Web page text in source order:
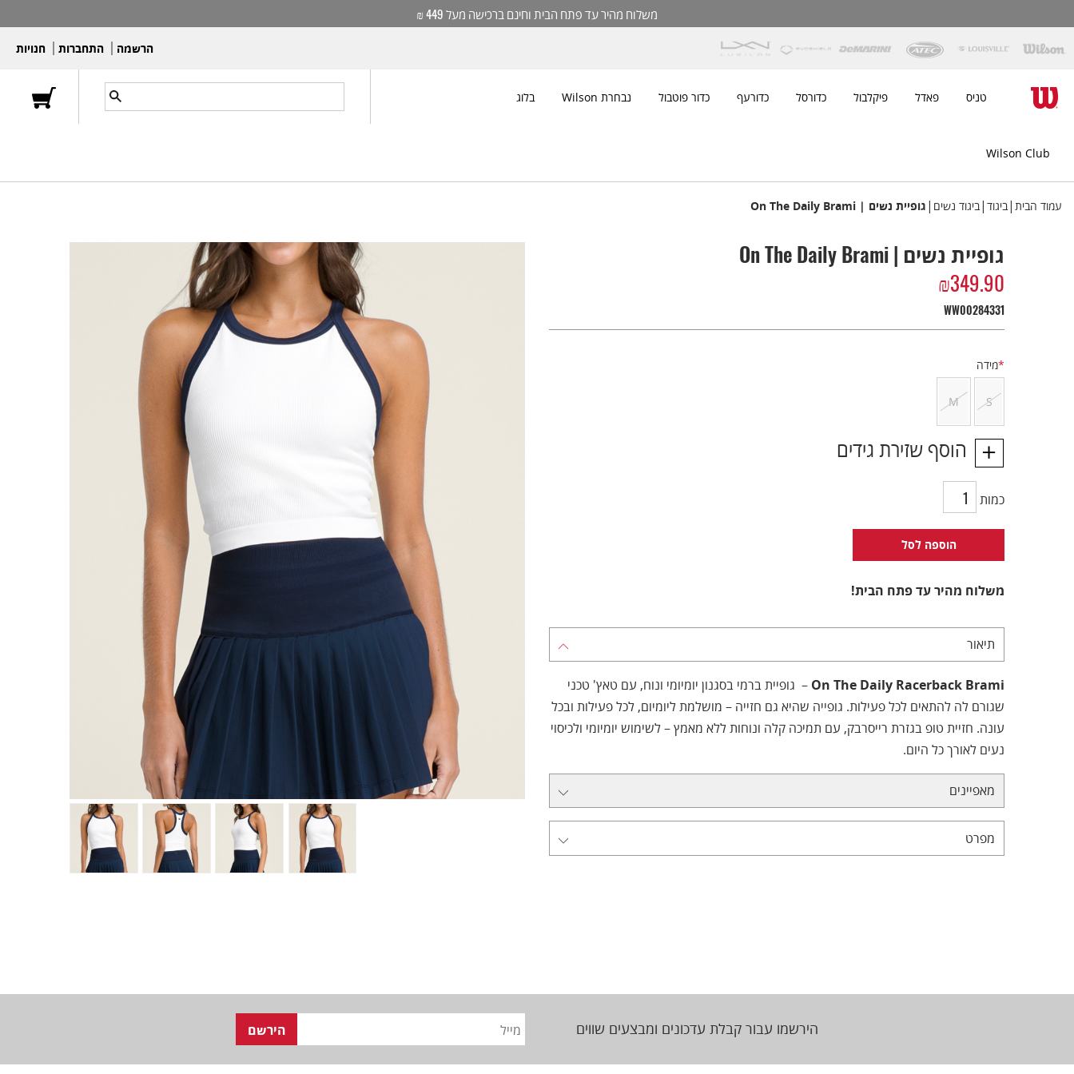
משלוח מהיר עד פתח הבית וחינם ברכישה מעל 449 ₪
הרשמה התחברות חנויות
טניס פאדל פיקלבול כדורסל כדורעף כדור פוטבול נבחרת Wilson בלוג
Wilson Club
עמוד הבית |ביגוד |ביגוד נשים | גופיית נשים | On The Daily Brami
גופיית נשים | On The Daily Brami
₪349.90
WW00284331
*מידה
S
M
הוסף שזירת גידים
כמות
הוספה לסל
משלוח מהיר עד פתח הבית!
תיאור
On The Daily Racerback Brami – גופיית ברמי בסגנון יומיומי ונוח, עם טאץ' טכני
שגורם לה להתאים לכל פעילות. גופייה שהיא גם חזייה – מושלמת ליומיום, לכל פעילות ובכל
עונה. חזיית טופ בגזרת רייסרבק, עם תמיכה קלה ונוחות ללא מאמץ – לשימוש יומיומי ולכיסוי
נעים לאורך כל היום.
מאפיינים
מפרט
הירשמו עבור קבלת עדכונים ומבצעים שווים